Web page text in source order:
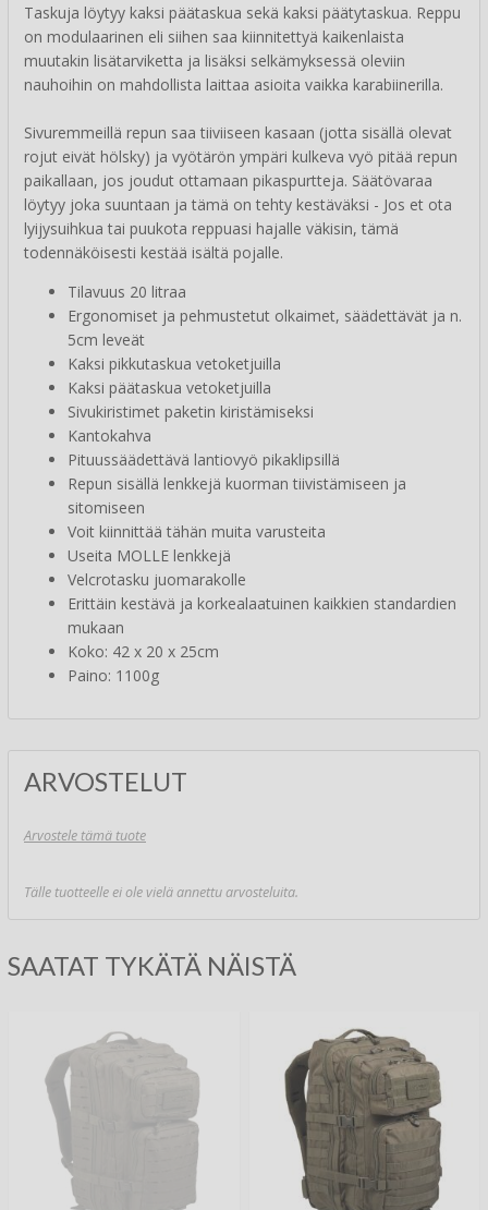
Taskuja löytyy kaksi päätaskua sekä kaksi päätytaskua. Reppu
on modulaarinen eli siihen saa kiinnitettyä kaikenlaista
muutakin lisätarviketta ja lisäksi selkämyksessä oleviin
nauhoihin on mahdollista laittaa asioita vaikka karabiinerilla.
Sivuremmeillä repun saa tiiviiseen kasaan (jotta sisällä olevat
rojut eivät hölsky) ja vyötärön ympäri kulkeva vyö pitää repun
paikallaan, jos joudut ottamaan pikaspurtteja. Säätövaraa
löytyy joka suuntaan ja tämä on tehty kestäväksi - Jos et ota
lyijysuihkua tai puukota reppuasi hajalle väkisin, tämä
todennäköisesti kestää isältä pojalle.
Tilavuus 20 litraa
Ergonomiset ja pehmustetut olkaimet, säädettävät ja n.
5cm leveät
Kaksi pikkutaskua vetoketjuilla
Kaksi päätaskua vetoketjuilla
Sivukiristimet paketin kiristämiseksi
Kantokahva
Pituussäädettävä lantiovyö pikaklipsillä
Repun sisällä lenkkejä kuorman tiivistämiseen ja
sitomiseen
Voit kiinnittää tähän muita varusteita
Useita MOLLE lenkkejä
Velcrotasku juomarakolle
Erittäin kestävä ja korkealaatuinen kaikkien standardien
mukaan
Koko: 42 x 20 x 25cm
Paino: 1100g
ARVOSTELUT
Arvostele tämä tuote
Tälle tuotteelle ei ole vielä annettu arvosteluita.
SAATAT TYKÄTÄ NÄISTÄ